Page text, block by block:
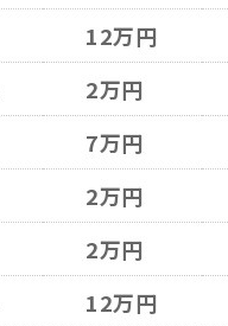
12万円
2万円
7万円
2万円
2万円
12万円